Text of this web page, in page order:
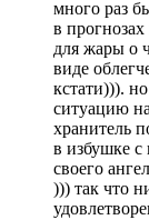
много раз
в
для жары о
виде
кстати))).
ситуацию
хранитель
в избушке с
своего
))) так что